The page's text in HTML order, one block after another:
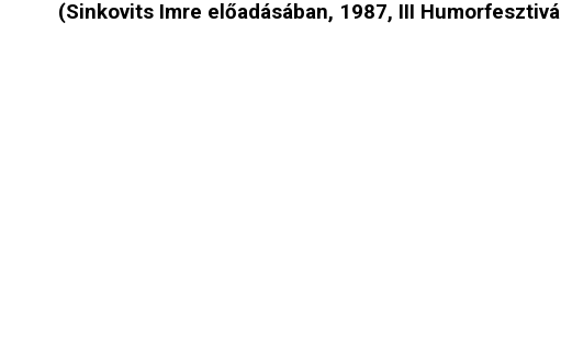
(Sinkovits Imre előadásában, 1987, III